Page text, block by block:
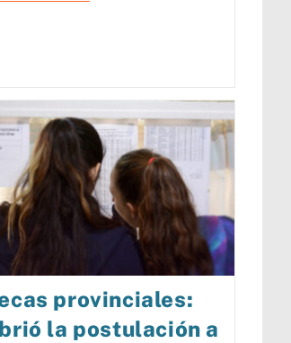
provinciales:
la postulación a